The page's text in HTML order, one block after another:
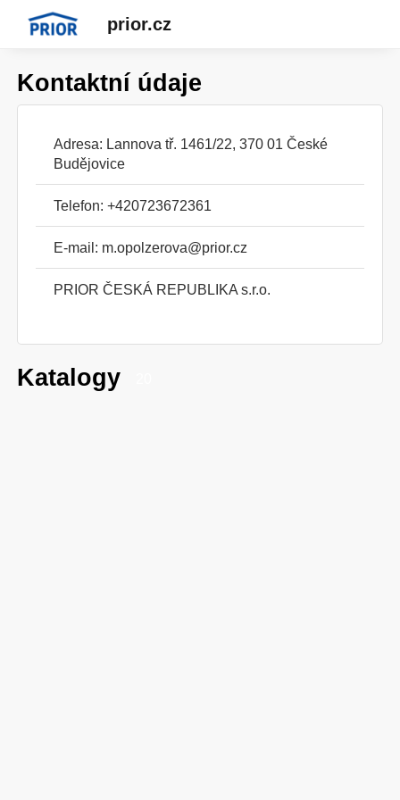
prior.cz
Kontaktní údaje
Adresa: Lannova tř. 1461/22, 370 01 České
Budějovice
Telefon: +420723672361
E-mail: m.opolzerova@prior.cz
PRIOR ČESKÁ REPUBLIKA s.r.o.
Katalogy